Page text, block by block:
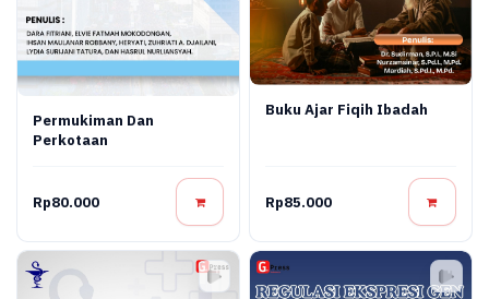
Permukiman Dan
Perkotaan
Rp80.000
Buku Ajar Fiqih Ibadah
Rp85.000